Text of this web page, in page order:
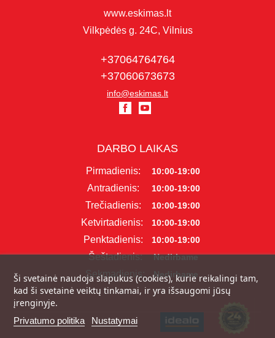
www.eskimas.lt
Vilkpėdės g. 24C, Vilnius
+37064764764
+37060673673
info@eskimas.lt
DARBO LAIKAS
Pirmadienis: 10:00-19:00
Antradienis: 10:00-19:00
Trečiadienis: 10:00-19:00
Ketvirtadienis: 10:00-19:00
Penktadienis: 10:00-19:00
Šeštadienis: Nedirbame
Sekmadienis: Nedirbame
Ši svetainė naudoja slapukus (cookies), kurie reikalingi tam,
kad ši svetainė veiktų tinkamai, ir yra išsaugomi jūsų
įrenginyje.
Privatumo politika Nustatymai